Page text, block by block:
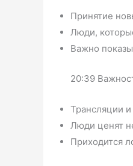
Принятие
Люди,
Важно
20:39
Трансляции
Люди ценят
Приходится